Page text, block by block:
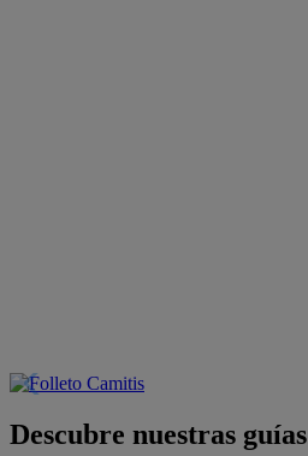
Descubre nuestras guías